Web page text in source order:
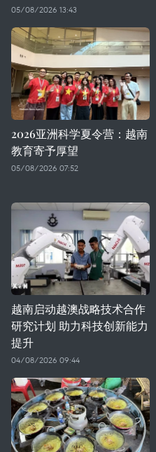
05/08/2026 13:43
2026亚洲科学夏令营：越南
教育寄予厚望
05/08/2026 07:52
越南启动越澳战略技术合作
研究计划 助力科技创新能力
提升
04/08/2026 09:44